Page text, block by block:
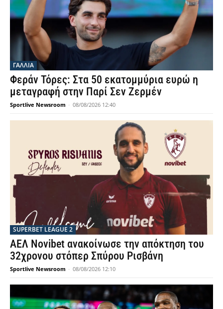
ΓΑΛΛΙΑ
Φεράν Τόρες: Στα 50 εκατομμύρια ευρώ η
μεταγραφή στην Παρί Σεν Ζερμέν
Sportlive Newsroom - 08/08/2026 12:40
SUPERBET LEAGUE 2
ΑΕΛ Novibet ανακοίνωσε την απόκτηση του
32χρονου στόπερ Σπύρου Ρισβάνη
Sportlive Newsroom - 08/08/2026 12:10